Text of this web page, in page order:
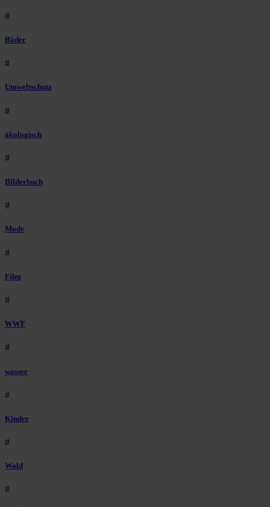
#
Räder
#
Umweltschutz
#
ökologisch
#
Bilderbuch
#
Mode
#
Film
#
WWF
#
wasser
#
Kinder
#
Wald
#